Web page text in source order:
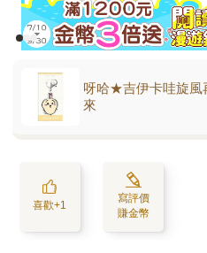
呀哈★吉伊卡哇旋風
來
喜歡+1
寫評價
賺金幣